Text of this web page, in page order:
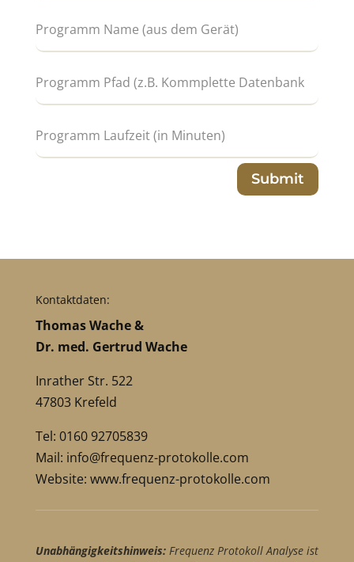
Submit
Kontaktdaten:
Thomas Wache &
Dr. med. Gertrud Wache
Inrather Str. 522
47803 Krefeld
Tel: 0160 92705839
Mail: info@frequenz-protokolle.com
Website: www.frequenz-protokolle.com
Unabhängigkeitshinweis:Frequenz Protokoll Analyse ist